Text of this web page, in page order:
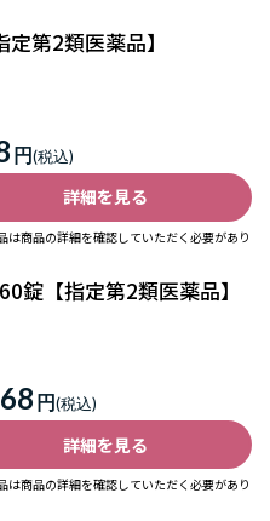
第2類医薬品】
円
詳細を見る
は商品の詳細を確認していただく必要があり
錠【指定第2類医薬品】
円
詳細を見る
は商品の詳細を確認していただく必要があり